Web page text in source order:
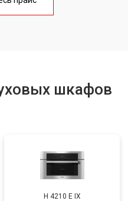
шкафов
H 4210 E IX